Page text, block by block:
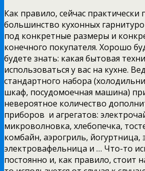
Как правило, сейчас
большинство кухонных
под конкретные размеры и
конечного покупателя. Хорошо
будете знать: какая бытовая
использоваться у вас на кухне.
стандартного набора
шкаф, посудомоечная машина)
невероятное количество
приборов и агрегатов:
микроволновка, хлебопечка,
комбайн, аэрогриль, йогуртница,
электровафельница и … Что-то
постоянно и, как правило, стоит